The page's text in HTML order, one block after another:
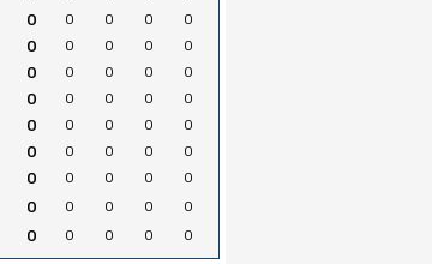
0 0 0 0
0
0 0 0 0
0
0 0 0 0
0
0 0 0 0
0
0 0 0 0
0
0 0 0 0
0
0 0 0 0
0
0 0 0 0
0
0 0 0 0 0